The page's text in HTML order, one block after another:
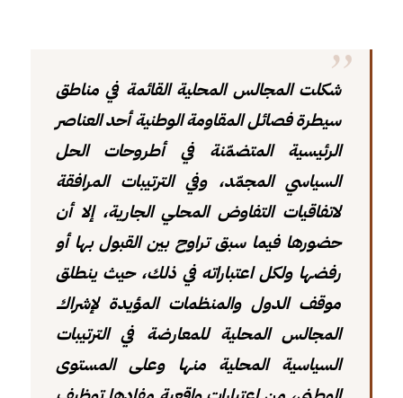
شكلت المجالس المحلية القائمة في مناطق
سيطرة فصائل المقاومة الوطنية أحد العناصر
الرئيسية المتضمّنة في أطروحات الحل
السياسي المجمّد، وفي الترتيبات المرافقة
لاتفاقيات التفاوض المحلي الجارية، إلا أن
حضورها فيما سبق تراوح بين القبول بها أو
رفضها ولكل اعتباراته في ذلك، حيث ينطلق
موقف الدول والمنظمات المؤيدة لإشراك
المجالس المحلية للمعارضة في الترتيبات
السياسية المحلية منها وعلى المستوى